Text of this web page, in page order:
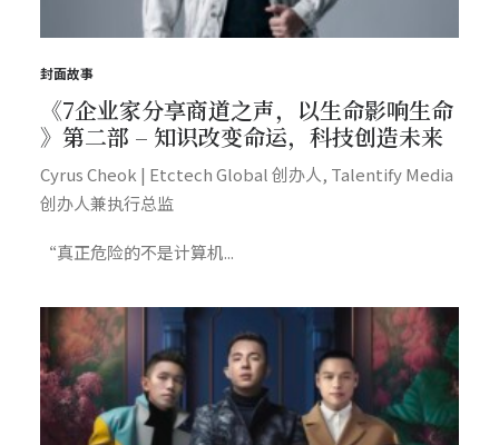
封面故事
《7企业家分享商道之声，以生命影响生命
》第二部 – 知识改变命运，科技创造未来
Cyrus Cheok | Etctech Global 创办人, Talentify Media
创办人兼执行总监
“真正危险的不是计算机...